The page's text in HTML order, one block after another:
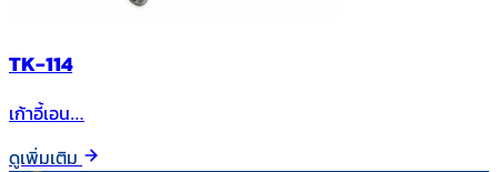
TK-114
เก้าอี้เอน…
ดูเพิ่มเติม